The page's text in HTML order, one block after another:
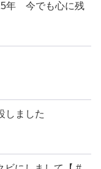
年 今でも心に残
しました